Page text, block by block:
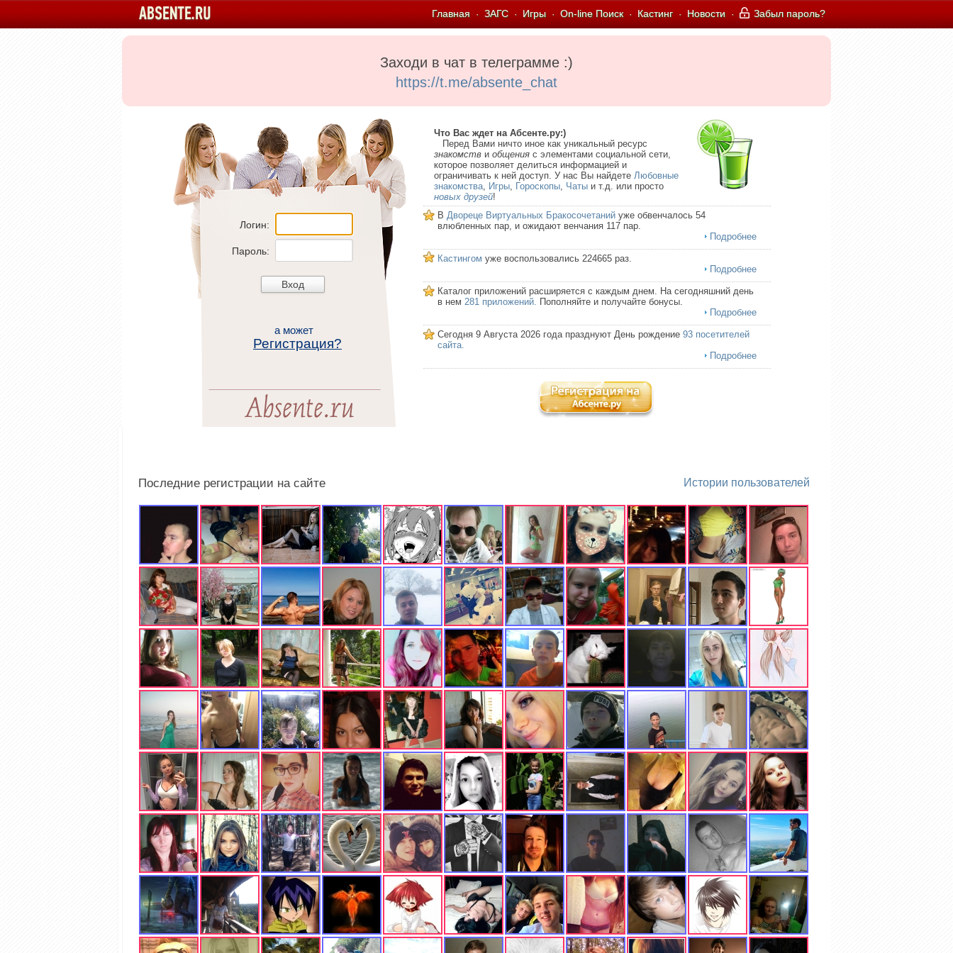
Главная · ЗАГС · Игры · On-line Поиск · Кастинг · Новости · Забыл пароль?
Заходи в чат в телеграмме :)
https://t.me/absente_chat
Логин:
Пароль:
а может
Регистрация?
Что Вас ждет на Абсенте.ру:)
Перед Вами ничто иное как уникальный ресурс
знакомств и общения с элементами социальной сети,
которое позволяет делиться информацией и
ограничивать к ней доступ. У нас Вы найдете Любовные
знакомства, Игры, Гороскопы, Чаты и т.д. или просто
новых друзей!
В Двореце Виртуальных Бракосочетаний уже обвенчалось 54
влюбленных пар, и ожидают венчания 117 пар.
Подробнее
Кастингом уже воспользовались 224665 раз.
Подробнее
Каталог приложений расширяется с каждым днем. На сегодняшний день
в нем 281 приложений. Пополняйте и получайте бонусы.
Подробнее
Сегодня 9 Августа 2026 года празднуют День рождение 93 посетителей
сайта.
Подробнее
Последние регистрации на сайте Истории пользователей